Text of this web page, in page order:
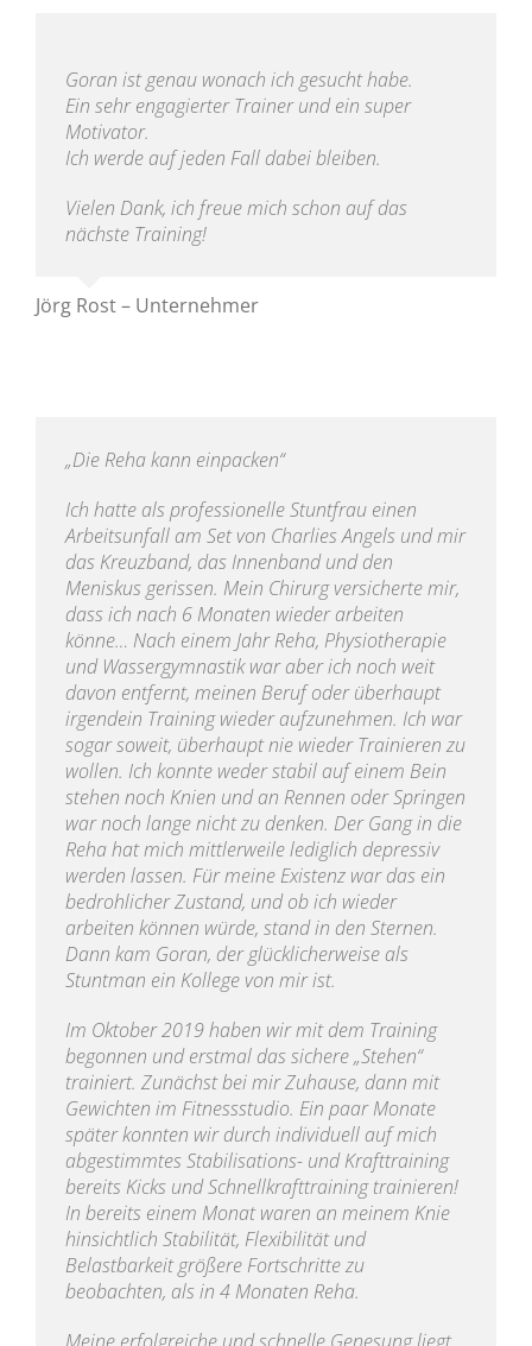
Goran ist genau wonach ich gesucht habe.
Ein sehr engagierter Trainer und ein super
Motivator.
Ich werde auf jeden Fall dabei bleiben.
Vielen Dank, ich freue mich schon auf das
nächste Training!
Jörg Rost – Unternehmer
„Die Reha kann einpacken“
Ich hatte als professionelle Stuntfrau einen
Arbeitsunfall am Set von Charlies Angels und mir
das Kreuzband, das Innenband und den
Meniskus gerissen. Mein Chirurg versicherte mir,
dass ich nach 6 Monaten wieder arbeiten
könne… Nach einem Jahr Reha, Physiotherapie
und Wassergymnastik war aber ich noch weit
davon entfernt, meinen Beruf oder überhaupt
irgendein Training wieder aufzunehmen. Ich war
sogar soweit, überhaupt nie wieder Trainieren zu
wollen. Ich konnte weder stabil auf einem Bein
stehen noch Knien und an Rennen oder Springen
war noch lange nicht zu denken. Der Gang in die
Reha hat mich mittlerweile lediglich depressiv
werden lassen. Für meine Existenz war das ein
bedrohlicher Zustand, und ob ich wieder
arbeiten können würde, stand in den Sternen.
Dann kam Goran, der glücklicherweise als
Stuntman ein Kollege von mir ist.
Im Oktober 2019 haben wir mit dem Training
begonnen und erstmal das sichere „Stehen“
trainiert. Zunächst bei mir Zuhause, dann mit
Gewichten im Fitnessstudio. Ein paar Monate
später konnten wir durch individuell auf mich
abgestimmtes Stabilisations- und Krafttraining
bereits Kicks und Schnellkrafttraining trainieren!
In bereits einem Monat waren an meinem Knie
hinsichtlich Stabilität, Flexibilität und
Belastbarkeit größere Fortschritte zu
beobachten, als in 4 Monaten Reha.